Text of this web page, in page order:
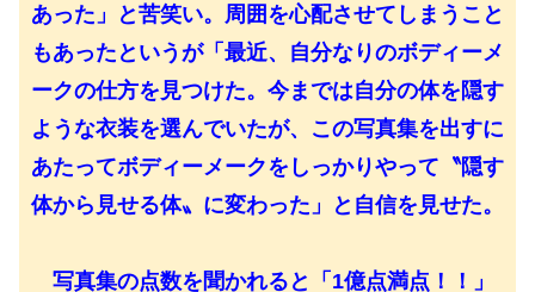
あった」と苦笑い。周囲を心配させてしまうこと
もあったというが「最近、自分なりのボディーメ
ークの仕方を見つけた。今までは自分の体を隠す
ような衣装を選んでいたが、この写真集を出すに
あたってボディーメークをしっかりやって〝隠す
体から見せる体〟に変わった」と自信を見せた。
写真集の点数を聞かれると「1億点満点！！」